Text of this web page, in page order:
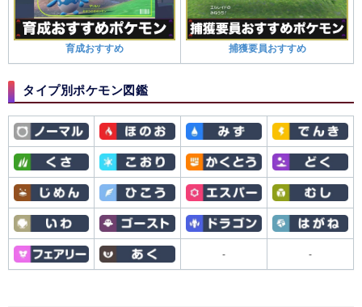
育成おすすめ 捕獲要員おすすめ
タイプ別ポケモン図鑑
- -